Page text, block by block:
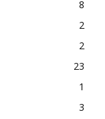
8
2
2
23
1
3